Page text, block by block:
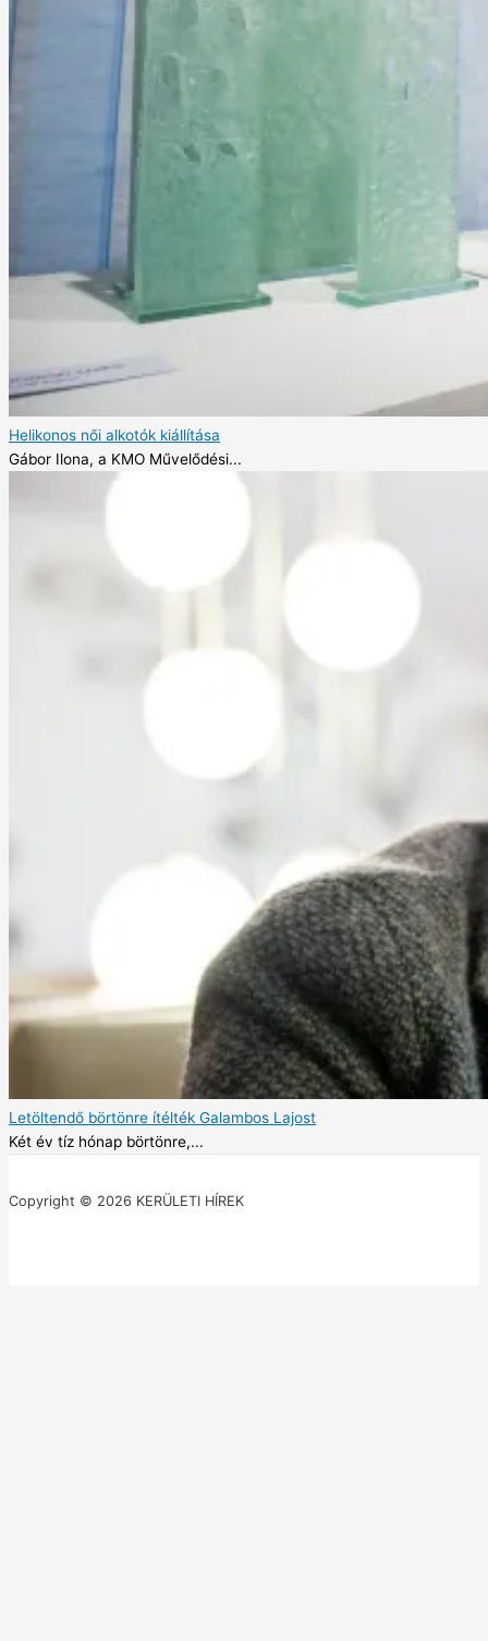
Helikonos női alkotók kiállítása
Gábor Ilona, a KMO Művelődési...
Letöltendő börtönre ítélték Galambos Lajost
Két év tíz hónap börtönre,...
Copyright © 2026 KERÜLETI HÍREK